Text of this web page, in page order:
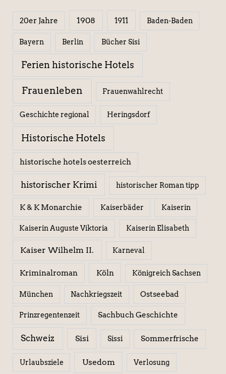
20er Jahre 1908 1911 Baden-Baden
Bayern Berlin Bücher Sisi
Ferien historische Hotels
Frauenleben Frauenwahlrecht
Geschichte regional Heringsdorf
Historische Hotels
historische hotels oesterreich
historischer Krimi historischer Roman tipp
K & K Monarchie Kaiserbäder Kaiserin
Kaiserin Auguste Viktoria Kaiserin Elisabeth
Kaiser Wilhelm II. Karneval
Kriminalroman Köln Königreich Sachsen
München Nachkriegszeit Ostseebad
Prinzregentenzeit Sachbuch Geschichte
Schweiz Sisi Sissi Sommerfrische
Urlaubsziele Usedom Verlosung